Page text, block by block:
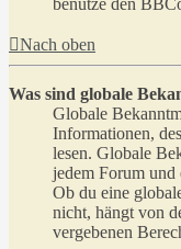
Nach oben
Was sind globale
Globale
Informationen,
lesen. Globale
jedem Forum und
Ob du eine
nicht, hängt von
vergebenen